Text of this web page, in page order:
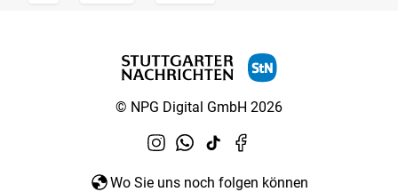
© NPG Digital GmbH 2026
Wo Sie uns noch folgen können